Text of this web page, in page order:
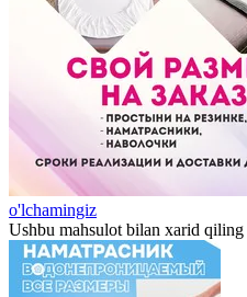
o'lchamingiz
Ushbu mahsulot bilan xarid qiling